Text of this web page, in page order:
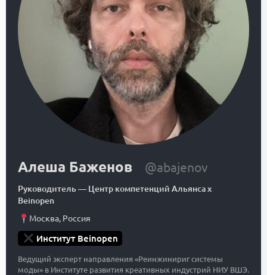
Алеша Баженов @abajenov
Руководитель— Центр компетенций Альянса x
Beinopen
Москва, Россия
Институт Beinopen
Ведущий эксперт направления «Реинжинириг системы
моды» в Институте развития креативных индустрий НИУ ВШЭ.